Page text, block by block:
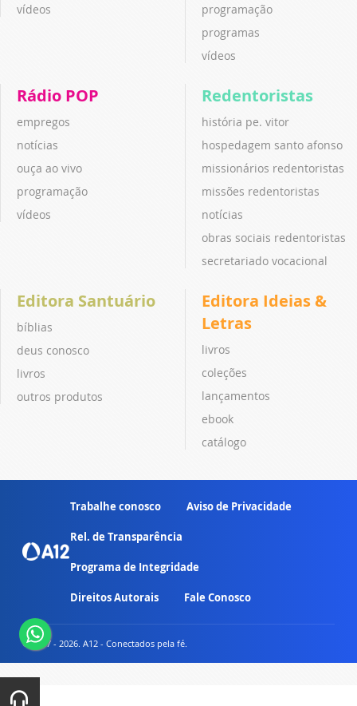
vídeos
programação
programas
vídeos
Rádio POP
empregos
notícias
ouça ao vivo
programação
vídeos
Redentoristas
história pe. vitor
hospedagem santo afonso
missionários redentoristas
missões redentoristas
notícias
obras sociais redentoristas
secretariado vocacional
Editora Santuário
bíblias
deus conosco
livros
outros produtos
Editora Ideias &
Letras
livros
coleções
lançamentos
ebook
catálogo
Trabalhe conosco Aviso de Privacidade
Rel. de Transparência
Programa de Integridade
Direitos Autorais Fale Conosco
© 2007 - 2026. A12 - Conectados pela fé.